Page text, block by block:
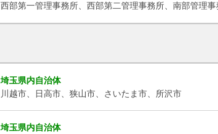
西部第一管理事務所、西部第二管理事務所、南部管理
埼玉県内自治体
川越市、日高市、狭山市、さいたま市、所沢市
埼玉県内自治体